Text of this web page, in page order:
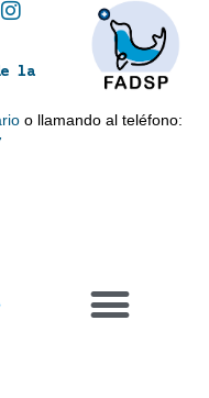
la
o llamando al teléfono: